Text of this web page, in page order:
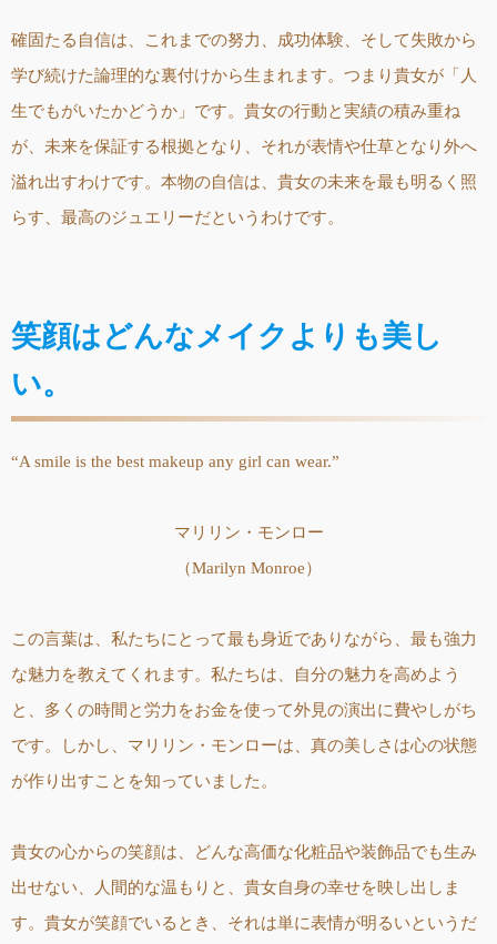
確固たる自信は、これまでの努力、成功体験、そして失敗から
学び続けた論理的な裏付けから生まれます。つまり貴女が「人
生でもがいたかどうか」です。貴女の行動と実績の積み重ね
が、未来を保証する根拠となり、それが表情や仕草となり外へ
溢れ出すわけです。本物の自信は、貴女の未来を最も明るく照
らす、最高のジュエリーだというわけです。
笑顔はどんなメイクよりも美し
い。
“A smile is the best makeup any girl can wear.”
マリリン・モンロー
（Marilyn Monroe）
この言葉は、私たちにとって最も身近でありながら、最も強力
な魅力を教えてくれます。私たちは、自分の魅力を高めよう
と、多くの時間と労力をお金を使って外見の演出に費やしがち
です。しかし、マリリン・モンローは、真の美しさは心の状態
が作り出すことを知っていました。
貴女の心からの笑顔は、どんな高価な化粧品や装飾品でも生み
出せない、人間的な温もりと、貴女自身の幸せを映し出しま
す。貴女が笑顔でいるとき、それは単に表情が明るいというだ